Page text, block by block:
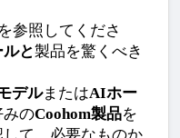
参照してくださ
と製品を驚くべき
デルまたはAIホー
みのCoohom製品を